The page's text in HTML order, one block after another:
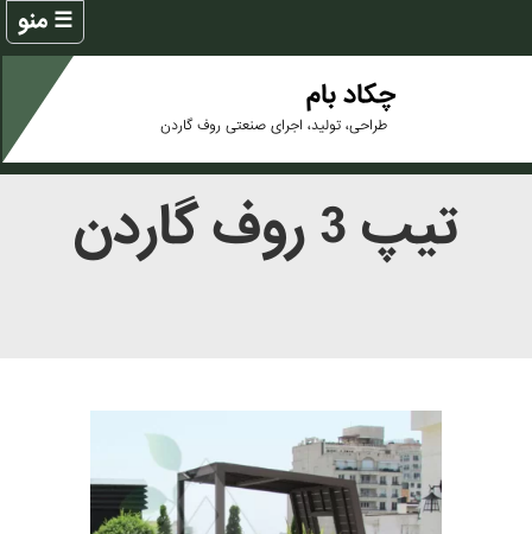
☰ منو
پروژه های روف گاردن
پروژه های تراس سبز
پروژه های دیوار سبز
نمونه طراحی سه بعدی
محصولات چکادبام
کاتالوگ های شرکت
چکاد بام
طراحی، تولید، اجرای صنعتی روف گاردن
تیپ 3 روف گاردن